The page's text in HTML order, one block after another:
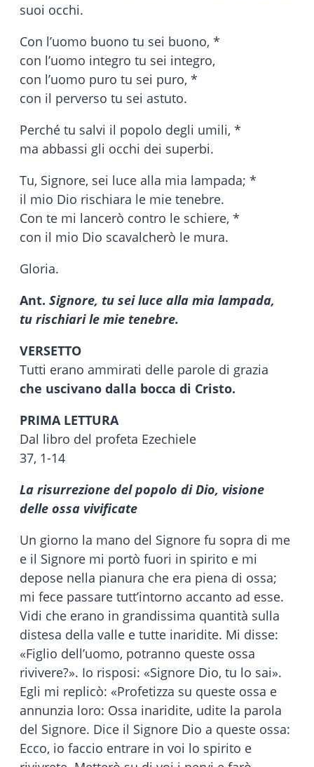
suoi occhi.
Con l’uomo buono tu sei buono, *
con l’uomo integro tu sei integro,
con l’uomo puro tu sei puro, *
con il perverso tu sei astuto.
Perché tu salvi il popolo degli umili, *
ma abbassi gli occhi dei superbi.
Tu, Signore, sei luce alla mia lampada; *
il mio Dio rischiara le mie tenebre.
Con te mi lancerò contro le schiere, *
con il mio Dio scavalcherò le mura.
Gloria.
Ant. Signore, tu sei luce alla mia lampada,
tu rischiari le mie tenebre.
VERSETTO
Tutti erano ammirati delle parole di grazia
che uscivano dalla bocca di Cristo.
PRIMA LETTURA
Dal libro del profeta Ezechiele
37, 1-14
La risurrezione del popolo di Dio, visione
delle ossa vivificate
Un giorno la mano del Signore fu sopra di me
e il Signore mi portò fuori in spirito e mi
depose nella pianura che era piena di ossa;
mi fece passare tutt’intorno accanto ad esse.
Vidi che erano in grandissima quantità sulla
distesa della valle e tutte inaridite. Mi disse:
«Figlio dell’uomo, potranno queste ossa
rivivere?». Io risposi: «Signore Dio, tu lo sai».
Egli mi replicò: «Profetizza su queste ossa e
annunzia loro: Ossa inaridite, udite la parola
del Signore. Dice il Signore Dio a queste ossa:
Ecco, io faccio entrare in voi lo spirito e